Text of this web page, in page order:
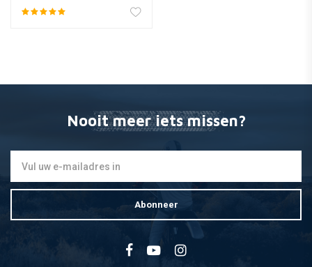
Nooit meer iets missen?
Abonneer